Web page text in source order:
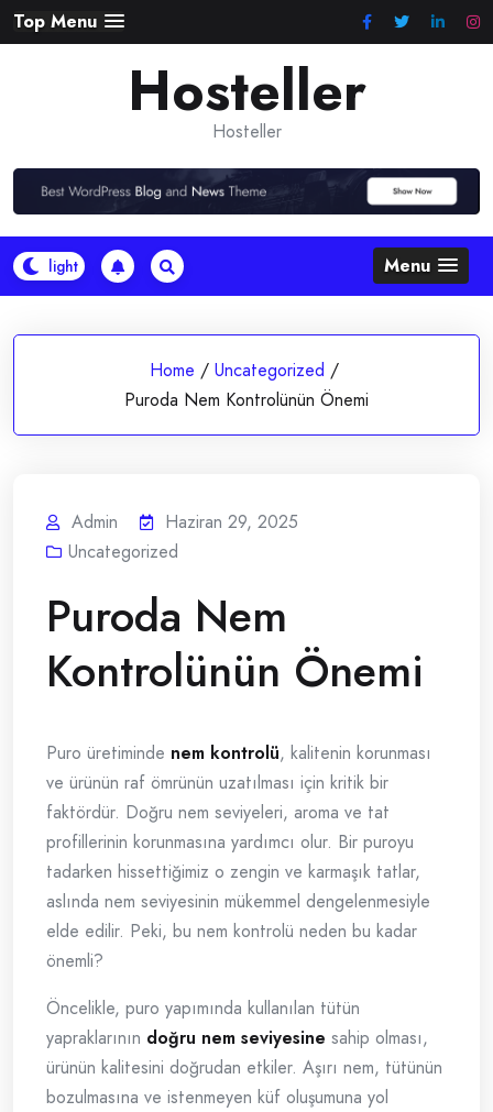
Skip
to
Top Menu
Hosteller
Hosteller
Menu
Home / Uncategorized /
Puroda Nem Kontrolünün Önemi
Admin
Haziran 29, 2025
Uncategorized
Puroda Nem
Kontrolünün Önemi
Puro üretiminde nem kontrolü, kalitenin korunması
ve ürünün raf ömrünün uzatılması için kritik bir
faktördür. Doğru nem seviyeleri, aroma ve tat
profillerinin korunmasına yardımcı olur. Bir puroyu
tadarken hissettiğimiz o zengin ve karmaşık tatlar,
aslında nem seviyesinin mükemmel dengelenmesiyle
elde edilir. Peki, bu nem kontrolü neden bu kadar
önemli?
Öncelikle, puro yapımında kullanılan tütün
yapraklarının doğru nem seviyesine sahip olması,
ürünün kalitesini doğrudan etkiler. Aşırı nem, tütünün
bozulmasına ve istenmeyen küf oluşumuna yol